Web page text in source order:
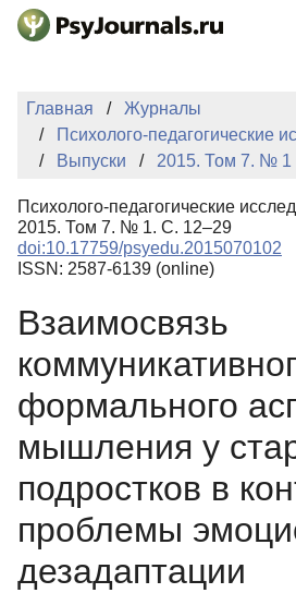
Перейти к основному содержанию
НОВОСТИ
АВТОРЫ
КЛЮЧЕВЫЕ
Регистрация
Главная
Журналы
Психолого-педагогические
Выпуски
2015. Том 7. № 1
Психолого-педагогические
2015. Том 7. № 1. С. 12–29
doi:10.17759/psyedu.2015070102
ISSN: 2587-6139 (online)
Взаимосвязь
формального
мышления у
подростков в
проблемы
дезадаптации